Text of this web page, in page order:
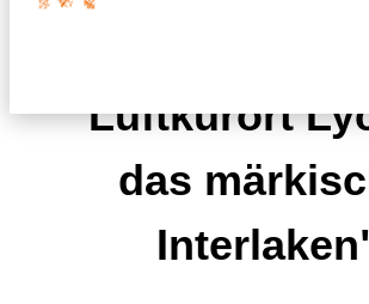
"Luftkurort
das